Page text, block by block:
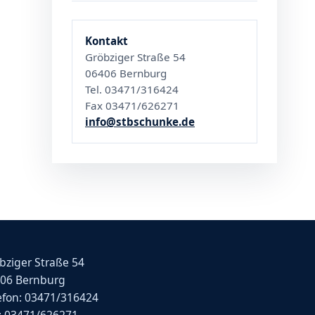
Kontakt
Gröbziger Straße 54
06406 Bernburg
Tel. 03471/316424
Fax 03471/626271
info@stbschunke.de
Straße 54
Bernburg
03471/316424